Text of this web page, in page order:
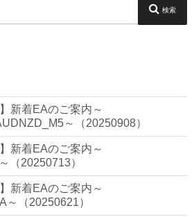
検索
新着EAのご案内～
～（20250908）
新着EAのご案内～
（20250713）
新着EAのご案内～
（20250621）